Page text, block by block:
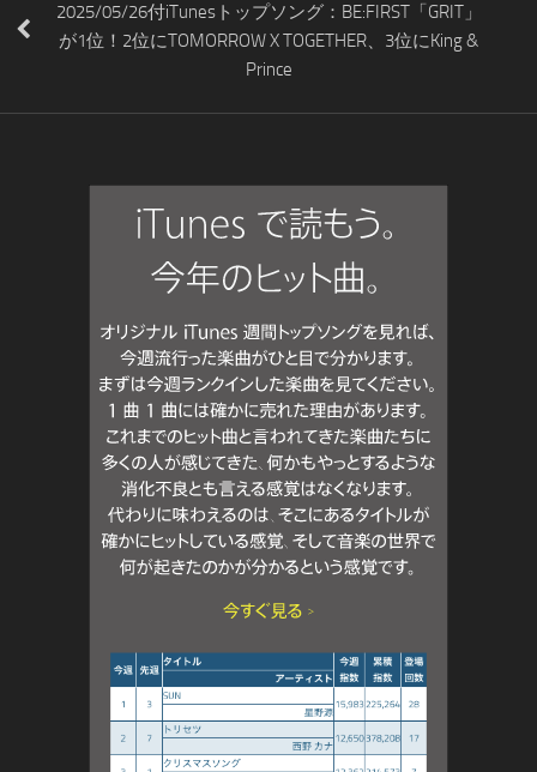
2025/05/26付iTunesトップソング：BE:FIRST「GRIT」
が1位！2位にTOMORROW X TOGETHER、3位にKing &
Prince